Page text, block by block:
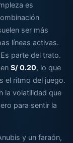
es
ser más
líneas activas.
parte del trato.
S/ 0.20, lo que
el ritmo del juego.
la volatilidad que
para sentir la
y un faraón,